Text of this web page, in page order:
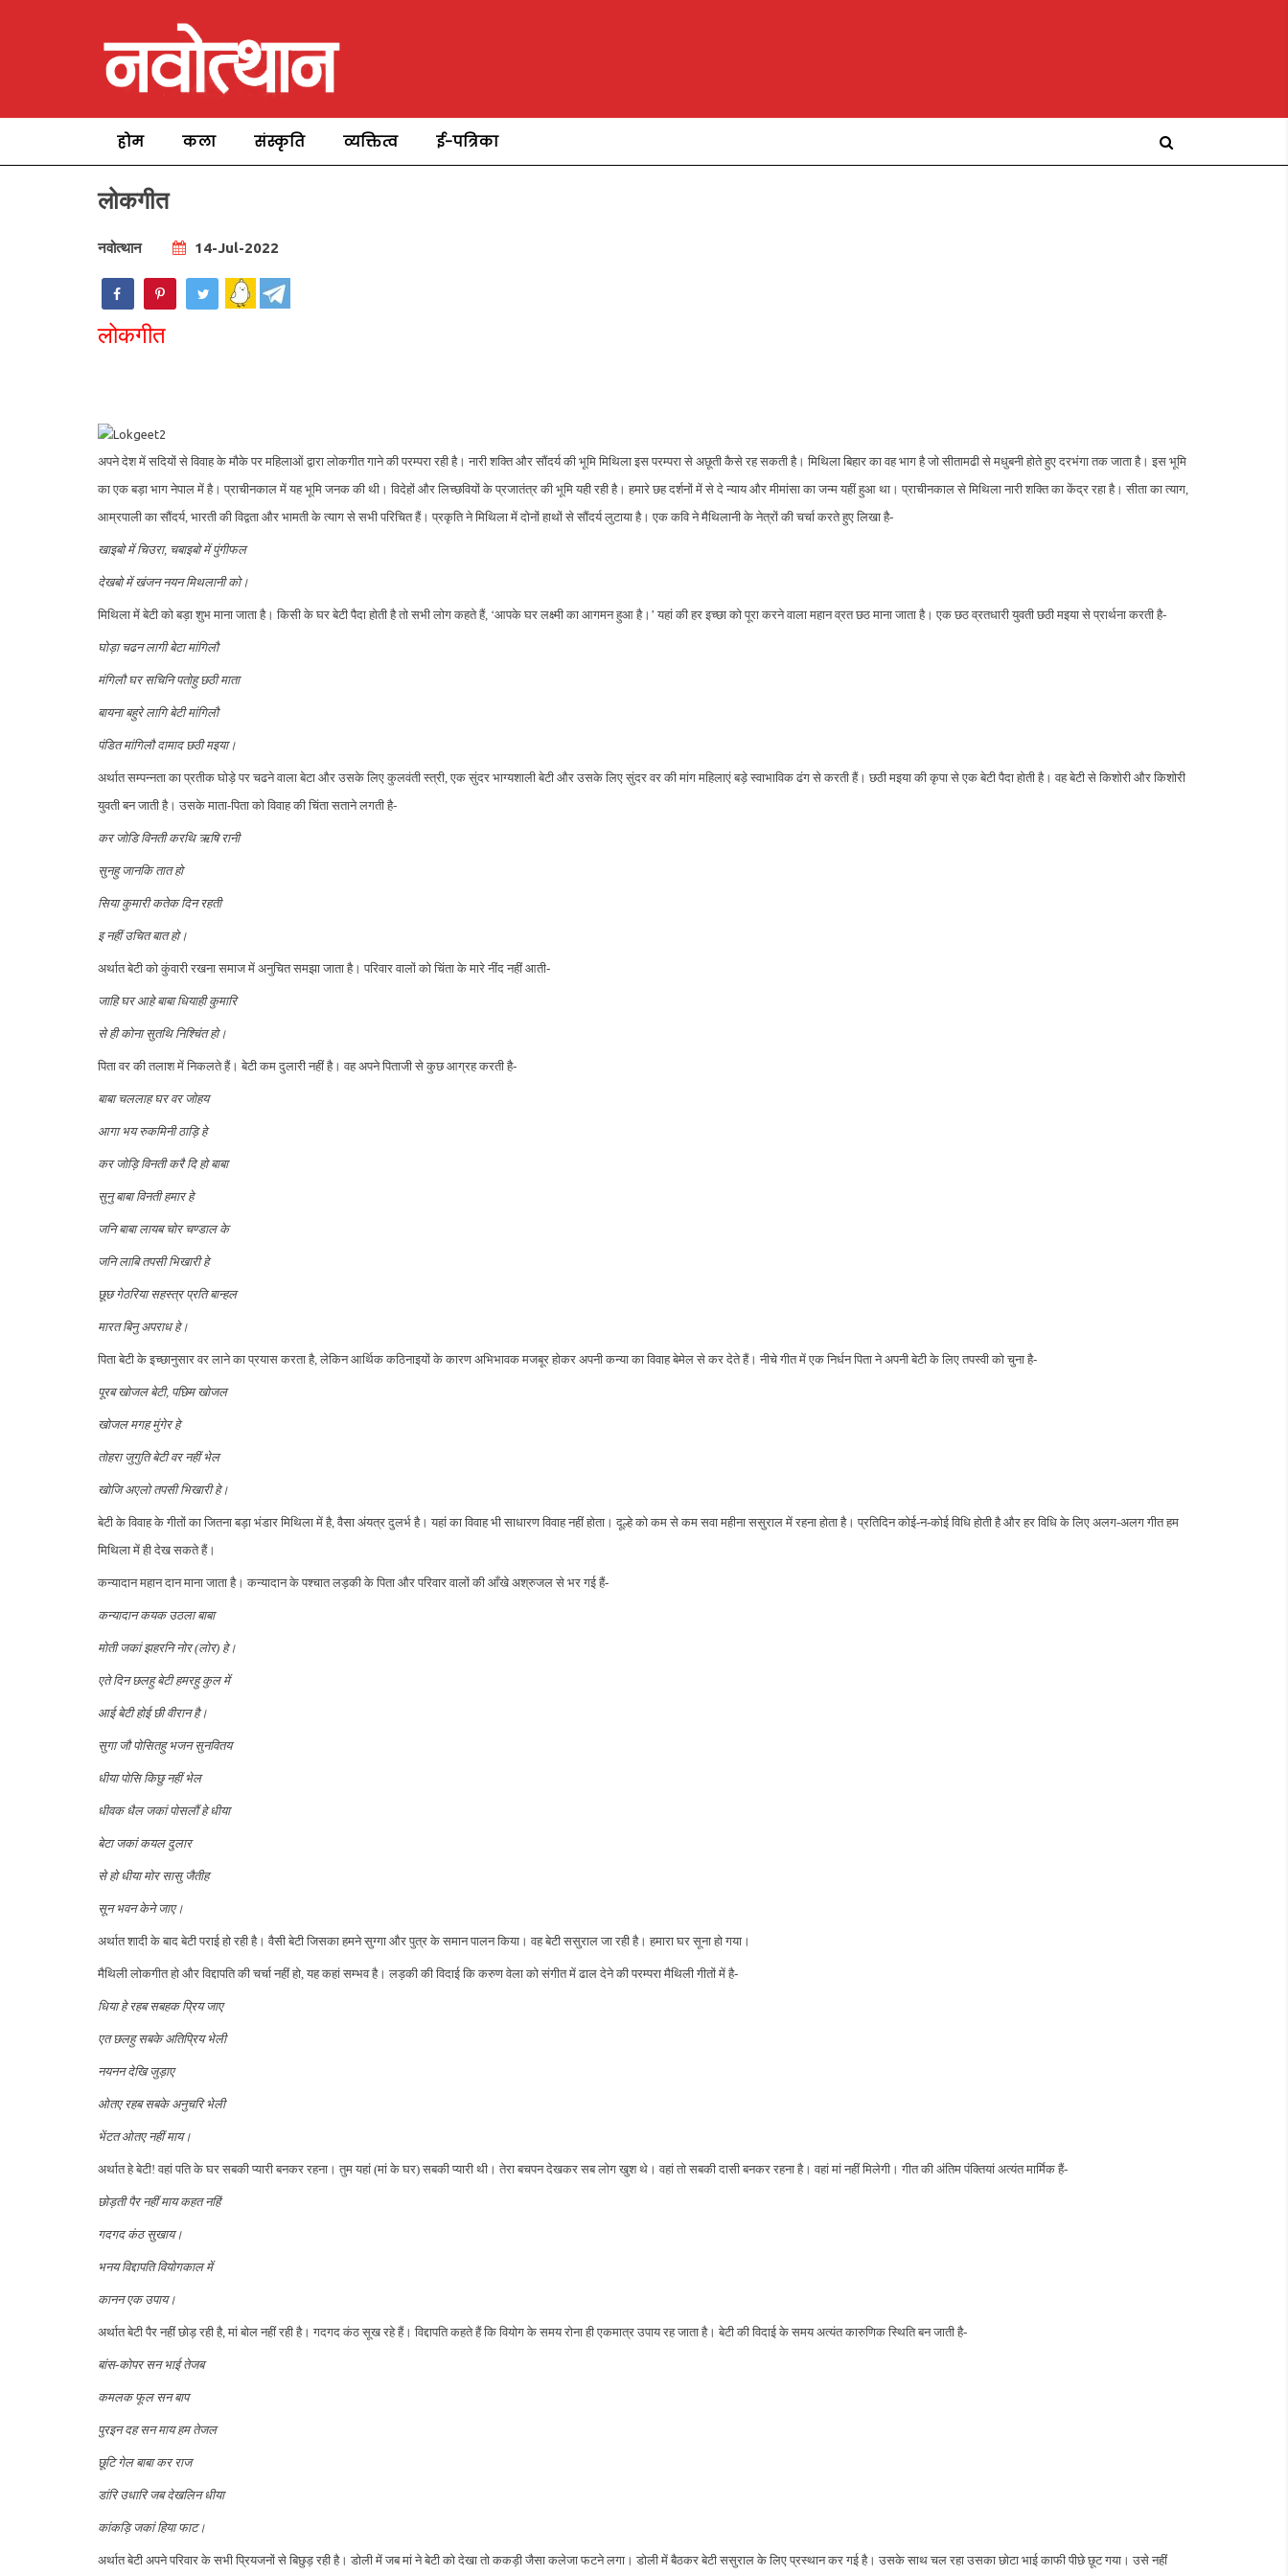
होम कला संस्कृति व्यक्तित्व ई-पत्रिका
लोकगीत
नवोत्थान 14-Jul-2022
लोकगीत
अपने देश में सदियों से विवाह के मौके पर महिलाओं द्वारा लोकगीत गाने की परम्परा रही है। नारी शक्ति और सौंदर्य की भूमि मिथिला इस परम्परा से अछूती कैसे रह सकती है। मिथिला बिहार का वह भाग है जो सीतामढी से मधुबनी होते हुए दरभंगा तक जाता है। इस भूमि
का एक बड़ा भाग नेपाल में है। प्राचीनकाल में यह भूमि जनक की थी। विदेहों और लिच्छवियों के प्रजातंत्र की भूमि यही रही है। हमारे छह दर्शनों में से दे न्याय और मीमांसा का जन्म यहीं हुआ था। प्राचीनकाल से मिथिला नारी शक्ति का केंद्र रहा है। सीता का त्याग,
आम्रपाली का सौंदर्य, भारती की विद्वता और भामती के त्याग से सभी परिचित हैं। प्रकृति ने मिथिला में दोनों हाथों से सौंदर्य लुटाया है। एक कवि ने मैथिलानी के नेत्रों की चर्चा करते हुए लिखा है-
खाइबो में चिउरा, चबाइबो में पुंगीफल
देखबो में खंजन नयन मिथलानी को।
मिथिला में बेटी को बड़ा शुभ माना जाता है। किसी के घर बेटी पैदा होती है तो सभी लोग कहते हैं, ‘आपके घर लक्ष्मी का आगमन हुआ है। ’ यहां की हर इच्छा को पूरा करने वाला महान व्रत छठ माना जाता है। एक छठ व्रतधारी युवती छठी मइया से प्रार्थना करती है-
घोड़ा चढन लागी बेटा मांगिलौ
मंगिलौ घर सचिनि पतोहु छठी माता
बायना बहुरे लागि बेटी मांगिलौ
पंडित मांगिलौ दामाद छठी मइया।
अर्थात सम्पन्नता का प्रतीक घोड़े पर चढने वाला बेटा और उसके लिए कुलवंती स्त्री, एक सुंदर भाग्यशाली बेटी और उसके लिए सुंदर वर की मांग महिलाएं बड़े स्वाभाविक ढंग से करती हैं। छठी मइया की कृपा से एक बेटी पैदा होती है। वह बेटी से किशोरी और किशोरी
युवती बन जाती है। उसके माता-पिता को विवाह की चिंता सताने लगती है-
कर जोडि विनती करथि ऋषि रानी
सुनहु जानकि तात हो
सिया कुमारी कतेक दिन रहती
इ नहीं उचित बात हो।
अर्थात बेटी को कुंवारी रखना समाज में अनुचित समझा जाता है। परिवार वालों को चिंता के मारे नींद नहीं आती-
जाहि घर आहे बाबा धियाही कुमारि
से ही कोना सुतथि निश्चिंत हो।
पिता वर की तलाश में निकलते हैं। बेटी कम दुलारी नहीं है। वह अपने पिताजी से कुछ आग्रह करती है-
बाबा चललाह घर वर जोहय
आगा भय रुकमिनी ठाड़ि हे
कर जोड़ि विनती करै दि हो बाबा
सुनु बाबा विनती हमार हे
जनि बाबा लायब चोर चण्डाल के
जनि लाबि तपसी भिखारी हे
छूछ गेठरिया सहस्त्र प्रति बान्हल
मारत बिनु अपराध हे।
पिता बेटी के इच्छानुसार वर लाने का प्रयास करता है, लेकिन आर्थिक कठिनाइयों के कारण अभिभावक मजबूर होकर अपनी कन्या का विवाह बेमेल से कर देते हैं। नीचे गीत में एक निर्धन पिता ने अपनी बेटी के लिए तपस्वी को चुना है-
पूरब खोजल बेटी, पछिम खोजल
खोजल मगह मुंगेर हे
तोहरा जुगुति बेटी वर नहीं भेल
खोजि अएलो तपसी भिखारी हे।
बेटी के विवाह के गीतों का जितना बड़ा भंडार मिथिला में है, वैसा अंयत्र दुलर्भ है। यहां का विवाह भी साधारण विवाह नहीं होता। दूल्हे को कम से कम सवा महीना ससुराल में रहना होता है। प्रतिदिन कोई-न-कोई विधि होती है और हर विधि के लिए अलग-अलग गीत हम
मिथिला में ही देख सकते हैं।
कन्यादान महान दान माना जाता है। कन्यादान के पश्चात लड़की के पिता और परिवार वालों की आँखे अश्रुजल से भर गई हैं-
कन्यादान कयक उठला बाबा
मोती जकां झहरनि नोर (लोर) हे।
एते दिन छलहु बेटी हमरहु कुल में
आई बेटी होई छी वीरान है।
सुगा जौ पोसितहु भजन सुनवितय
धीया पोसि किछु नहीं भेल
धीवक धैल जकां पोसलौं हे धीया
बेटा जकां कयल दुलार
से हो धीया मोर सासु जैतीह
सून भवन केने जाए।
अर्थात शादी के बाद बेटी पराई हो रही है। वैसी बेटी जिसका हमने सुग्गा और पुत्र के समान पालन किया। वह बेटी ससुराल जा रही है। हमारा घर सूना हो गया।
मैथिली लोकगीत हो और विद्दापति की चर्चा नहीं हो, यह कहां सम्भव है। लड़की की विदाई कि करुण वेला को संगीत में ढाल देने की परम्परा मैथिली गीतों में है-
धिया हे रहब सबहक प्रिय जाए
एत छलहु सबके अतिप्रिय भेली
नयनन देखि जुड़ाए
ओतए रहब सबके अनुचरि भेली
भेंटत ओतए नहीं माय।
अर्थात हे बेटी! वहां पति के घर सबकी प्यारी बनकर रहना। तुम यहां (मां के घर) सबकी प्यारी थी। तेरा बचपन देखकर सब लोग खुश थे। वहां तो सबकी दासी बनकर रहना है। वहां मां नहीं मिलेगी। गीत की अंतिम पंक्तियां अत्यंत मार्मिक हैं-
छोड़ती पैर नहीं माय कहत नहिं
गदगद कंठ सुखाय।
भनय विद्दापति वियोगकाल में
कानन एक उपाय।
अर्थात बेटी पैर नहीं छोड़ रही है, मां बोल नहीं रही है। गदगद कंठ सूख रहे हैं। विद्दापति कहते हैं कि वियोग के समय रोना ही एकमात्र उपाय रह जाता है। बेटी की विदाई के समय अत्यंत कारुणिक स्थिति बन जाती है-
बांस-कोपर सन भाई तेजब
कमलक फूल सन बाप
पुरइन दह सन माय हम तेजल
छूटि गेल बाबा कर राज
डांरि उधारि जब देखलिन धीया
कांकड़ि जकां हिया फाट।
अर्थात बेटी अपने परिवार के सभी प्रियजनों से बिछुड़ रही है। डोली में जब मां ने बेटी को देखा तो ककड़ी जैसा कलेजा फटने लगा। डोली में बैठकर बेटी ससुराल के लिए प्रस्थान कर गई है। उसके साथ चल रहा उसका छोटा भाई काफी पीछे छूट गया। उसे नहीं